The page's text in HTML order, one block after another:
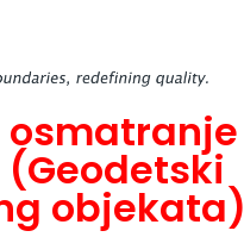
osmatranje
objekata)